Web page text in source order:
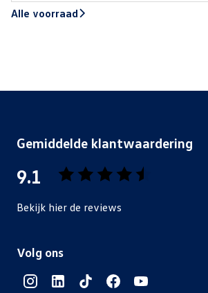
Alle voorraad
Gemiddelde klantwaardering
9.1
Bekijk hier de reviews
van
sterren
Volg ons